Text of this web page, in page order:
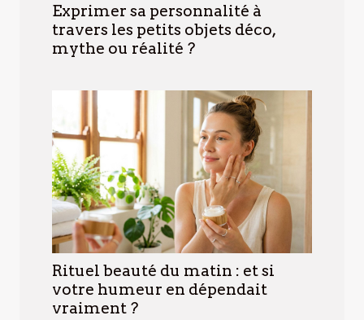
Exprimer sa personnalité à
travers les petits objets déco,
mythe ou réalité ?
Rituel beauté du matin : et si
votre humeur en dépendait
vraiment ?